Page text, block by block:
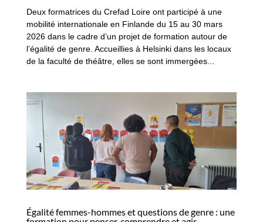
Deux formatrices du Crefad Loire ont participé à une
mobilité internationale en Finlande du 15 au 30 mars
2026 dans le cadre d’un projet de formation autour de
l’égalité de genre. Accueillies à Helsinki dans les locaux
de la faculté de théâtre, elles se sont immergées...
Égalité femmes-hommes et questions de genre : une